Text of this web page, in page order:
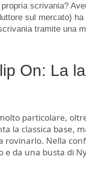
scrivania?
sul mercato) ha
tramite una
On: La
particolare,
la classica base,
rovinarlo. Nella
da una busta di